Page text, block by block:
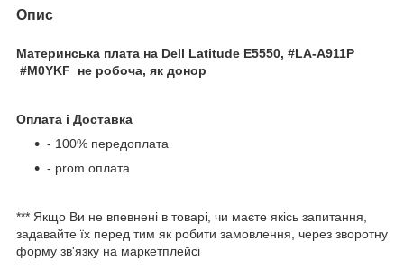
Опис
Материнська плата на Dell Latitude E5550, #LA-A911P
#M0YKF не робоча, як донор
Оплата і Доставка
- 100% передоплата
- prom оплата
*** Якщо Ви не впевнені в товарі, чи маєте якісь запитання,
задавайте їх перед тим як робити замовлення, через зворотну
форму зв'язку на маркетплейсі